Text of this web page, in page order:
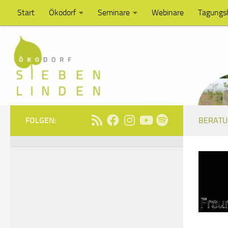
Unter dem Inhalt
Start Ökodorf Seminare Webinare
FOLGEN: